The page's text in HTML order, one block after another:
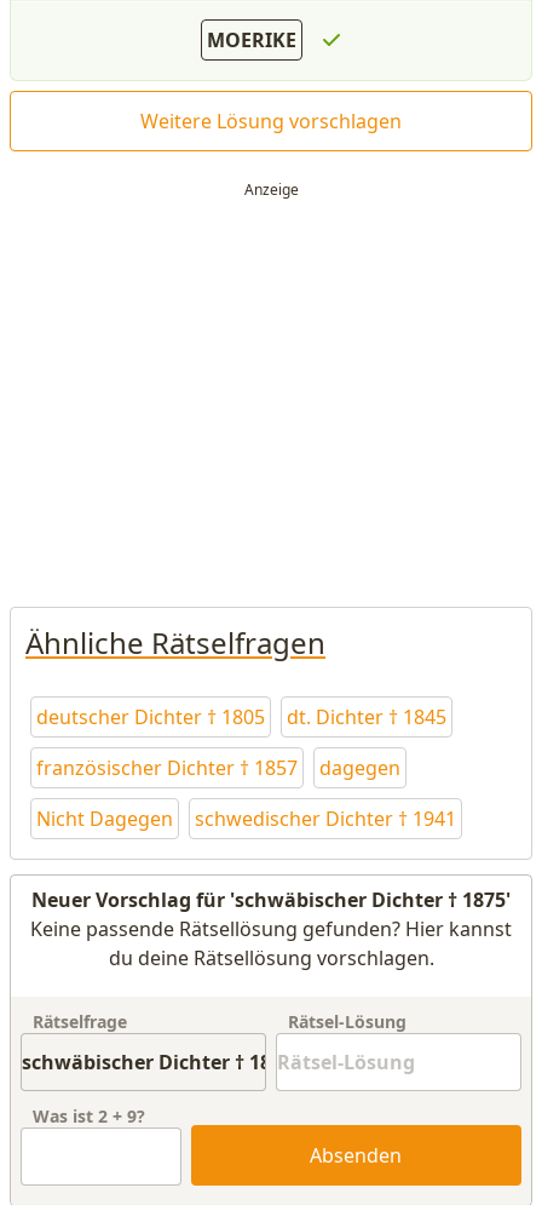
MOERIKE
Weitere Lösung vorschlagen
Ähnliche Rätselfragen
deutscher Dichter † 1805
dt. Dichter † 1845
französischer Dichter † 1857
dagegen
Nicht Dagegen
schwedischer Dichter † 1941
Neuer Vorschlag für 'schwäbischer Dichter † 1875'
Keine passende Rätsellösung gefunden? Hier kannst
du deine Rätsellösung vorschlagen.
Rätselfrage Rätsel-Lösung
Was ist 2 + 9?
Absenden